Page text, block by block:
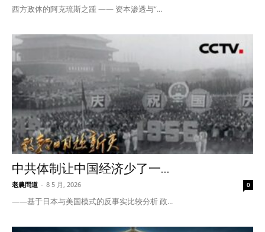
西方政体的阿克琉斯之踵 —— 资本渗透与“...
中共体制让中国经济少了一...
老農問道 - 8 5 月, 2026 0
——基于日本与美国模式的反事实比较分析 政...